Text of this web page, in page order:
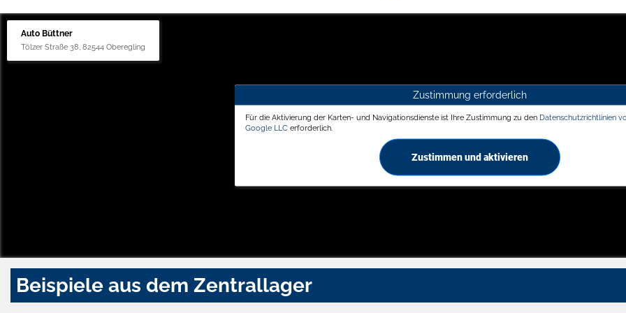
Auto Büttner
Tölzer Straße 38, 82544 Oberegling
Zustimmung erforderlich
Für die Aktivierung der Karten- und Navigationsdienste ist Ihre Zustimmung zu den Datenschutzrichtlinien
Google LLC erforderlich.
Zustimmen und aktivieren
Beispiele aus dem Zentrallager